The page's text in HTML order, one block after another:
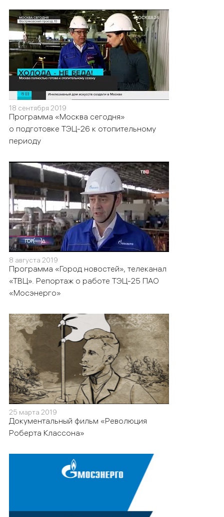
18 сентября 2019
Программа «Москва сегодня»
о подготовке ТЭЦ-26 к отопительному
периоду
8 августа 2019
Программа «Город новостей», телеканал
«ТВЦ». Репортаж о работе ТЭЦ-25 ПАО
«Мосэнерго»
25 марта 2019
Документальный фильм «Революция
Роберта Классона»